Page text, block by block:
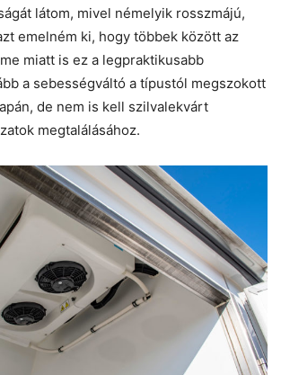
látom, mivel némelyik rosszmájú,
emelném ki, hogy többek között az
miatt is ez a legpraktikusabb
a sebességváltó a típustól megszokott
de nem is kell szilvalekvárt
megtalálásához.